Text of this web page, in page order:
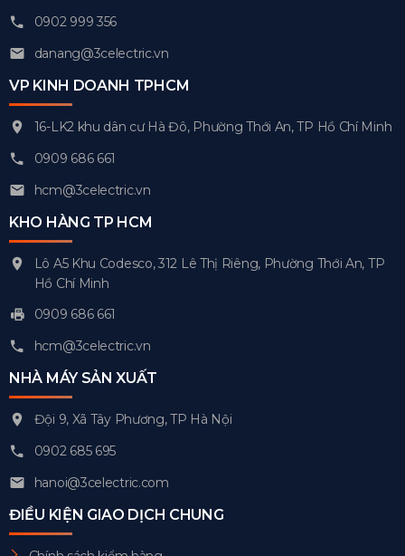
0902 999 356
danang@3celectric.vn
VP KINH DOANH TPHCM
16-LK2 khu dân cư Hà Đô, Phường Thới An, TP Hồ Chí Minh
0909 686 661
hcm@3celectric.vn
KHO HÀNG TP HCM
Lô A5 Khu Codesco, 312 Lê Thị Riêng, Phường Thới An, TP
Hồ Chí Minh
0909 686 661
hcm@3celectric.vn
NHÀ MÁY SẢN XUẤT
Đội 9, Xã Tây Phương, TP Hà Nội
0902 685 695
hanoi@3celectric.com
ĐIỀU KIỆN GIAO DỊCH CHUNG